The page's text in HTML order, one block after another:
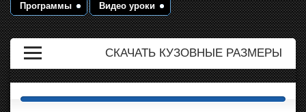
Программы Видео уроки
СКАЧАТЬ КУЗОВНЫЕ РАЗМЕРЫ